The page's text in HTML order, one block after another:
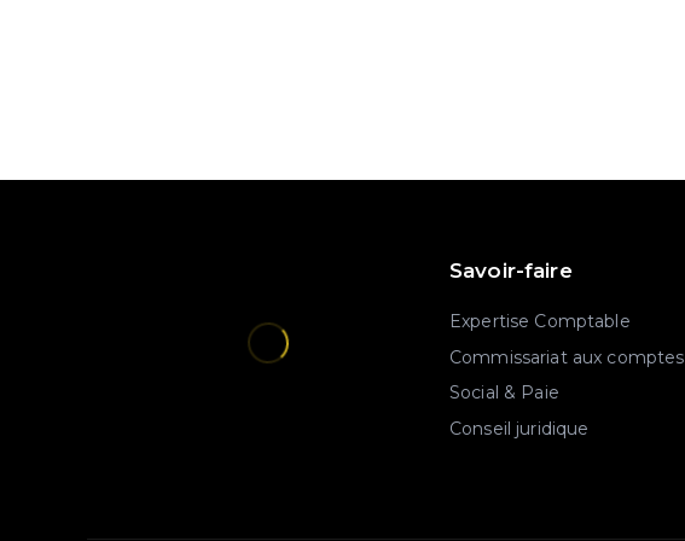
Savoir-faire
Expertise Comptable
Commissariat aux comptes
Social & Paie
Conseil juridique